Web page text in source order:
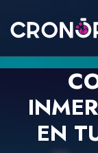
ESCAPE ROOM
EL TRESOR
PER A XIQUETS
EN